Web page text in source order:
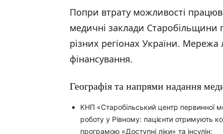
Попри втрату можливості
медичні заклади
різних регіонах України. Мережа
фінансування.
Географія та напрями надання
КНП «Старобільський центр первинної
роботу у Рівному: пацієнти отримують
програмою «Доступні ліки» та інсулін;